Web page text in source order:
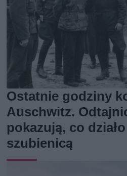
Ostatnie godziny
Auschwitz.
pokazują, co
szubienicą